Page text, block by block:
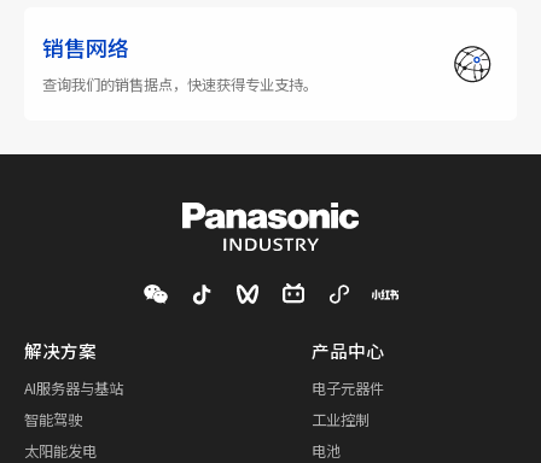
销售网络
查询我们的销售据点，快速获得专业支持。
解决方案
AI服务器与基站
智能驾驶
太阳能发电
产品中心
电子元器件
工业控制
电池